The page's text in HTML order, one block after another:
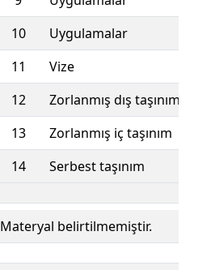
10
Uygulamalar
11
Vize
12
Zorlanmış dış taşınım
13
Zorlanmış iç taşınım
14
Serbest taşınım
Materyal belirtilmemiştir.